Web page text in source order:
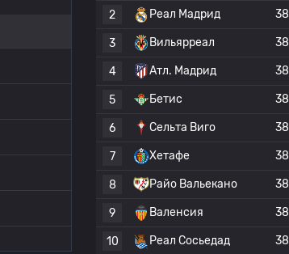
2 Реал Мадрид 38
3 Вильярреал 38
4 Атл. Мадрид 38
5 Бетис 38
6 Сельта Виго 38
7 Хетафе 38
8 Райо Вальекано 38
9 Валенсия 38
10 Реал Сосьедад 38